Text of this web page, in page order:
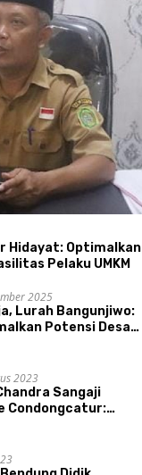
Hidayat: Optimalkan
Pelaku UMKM
2025
Lurah Bangunjiwo:
Potensi Desa
2023
Sangaji
Condongcatur:
dan Syukuri